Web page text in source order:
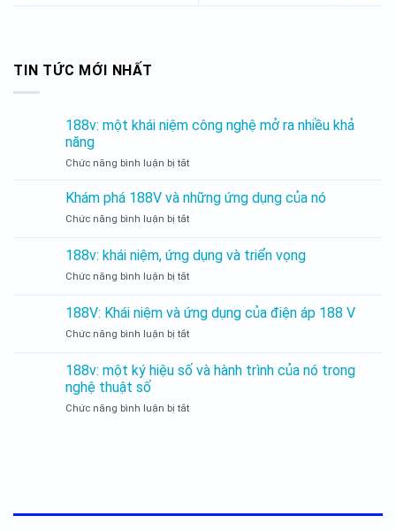
TIN TỨC MỚI NHẤT
188v: một khái niệm công nghệ mở ra nhiều khả
năng
Chức năng bình luận bị tắt
khái
mở
năng
Khám phá 188V và những ứng dụng của nó
Chức năng bình luận bị tắt
188V
và
dụng
của
188v: khái niệm, ứng dụng và triển vọng
Chức năng bình luận bị tắt
ứng
triển
188V: Khái niệm và ứng dụng của điện áp 188 V
Chức năng bình luận bị tắt
niệm
và
188v: một ký hiệu số và hành trình của nó trong
nghệ thuật số
Chức năng bình luận bị tắt
trình